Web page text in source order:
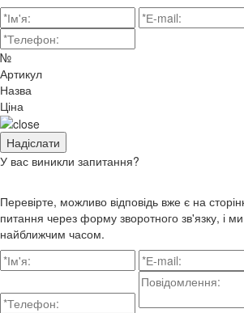
№
Артикул
Назва
Ціна
У вас виникли запитання?
Перевірте, можливо відповідь вже є на
питання через форму зворотного зв'язку, і
найближчим часом.